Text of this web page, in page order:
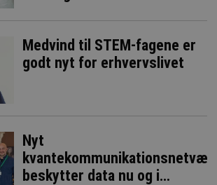
Medvind til STEM-fagene er
godt nyt for erhvervslivet
Nyt
beskytter data nu og i